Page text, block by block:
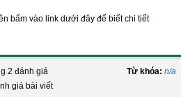
bấm vào link dưới đây để biết chi tiết
2 đánh giá
giá bài viết
Từ khóa: n/a